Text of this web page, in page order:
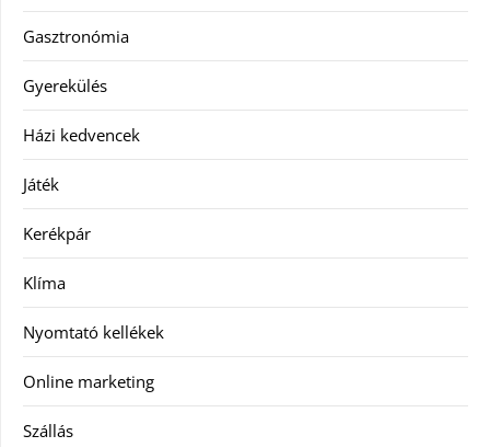
Gasztronómia
Gyerekülés
Házi kedvencek
Játék
Kerékpár
Klíma
Nyomtató kellékek
Online marketing
Szállás